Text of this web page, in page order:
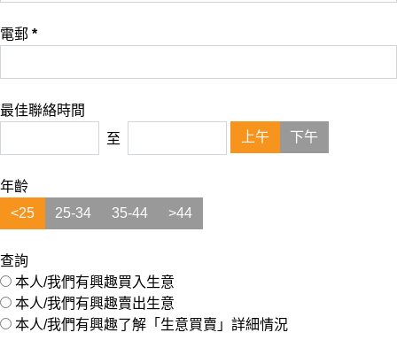
電郵 *
最佳聯絡時間
至
上午 下午
年齡
<25
25-34 35-44 >44
查詢
本人/我們有興趣買入生意
本人/我們有興趣賣出生意
本人/我們有興趣了解「生意買賣」詳細情況